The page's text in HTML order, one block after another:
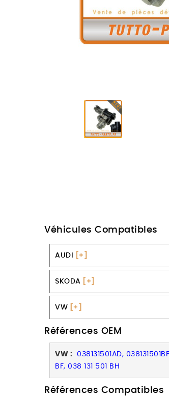
Véhicules Compatibles
AUDI [+]
SKODA [+]
VW [+]
Références OEM
VW :
038131501AD,
BF, 038 131 501 BH
Références Compatibles